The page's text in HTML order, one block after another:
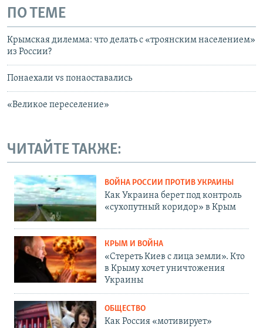
ПО ТЕМЕ
Крымская дилемма: что делать с «троянским населением»
из России?
Понаехали vs понаоставались
«Великое переселение»
ЧИТАЙТЕ ТАКЖЕ:
ВОЙНА РОССИИ ПРОТИВ УКРАИНЫ
Как Украина берет под контроль
«сухопутный коридор» в Крым
КРЫМ И ВОЙНА
«Стереть Киев с лица земли». Кто
в Крыму хочет уничтожения
Украины
ОБЩЕСТВО
Как Россия «мотивирует»